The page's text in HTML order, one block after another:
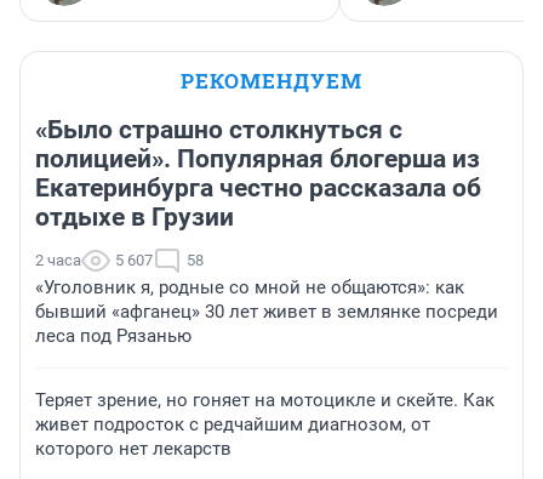
РЕКОМЕНДУЕМ
«Было страшно столкнуться с
полицией». Популярная блогерша из
Екатеринбурга честно рассказала об
отдыхе в Грузии
2 часа 5 607 58
«Уголовник я, родные со мной не общаются»: как
бывший «афганец» 30 лет живет в землянке посреди
леса под Рязанью
Теряет зрение, но гоняет на мотоцикле и скейте. Как
живет подросток с редчайшим диагнозом, от
которого нет лекарств